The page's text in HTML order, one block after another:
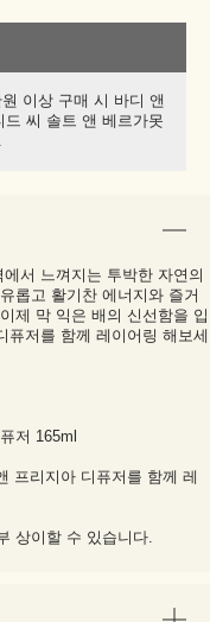
이상 구매 시 바디 앤
씨 솔트 앤 베르가못
서 느껴지는 투박한 자연의
롭고 활기찬 에너지와 즐거
제 막 익은 배의 신선함을 입
저를 함께 레이어링 해보세
저 165ml
프리지아 디퓨저를 함께 레
상이할 수 있습니다.